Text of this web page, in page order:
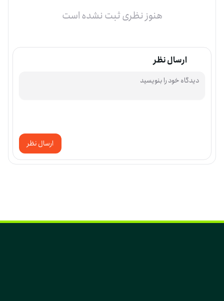
هنوز نظری ثبت نشده است
ارسال نظر
ارسال نظر